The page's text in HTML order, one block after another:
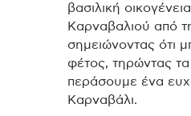
βασιλική
Καρναβαλιού από
σημειώνοντας ότι
φέτος, τηρώντας
περάσουμε ένα
Καρναβάλι.